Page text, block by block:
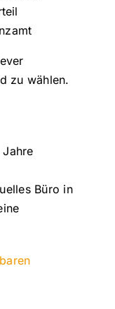
zu wählen.
Büro in